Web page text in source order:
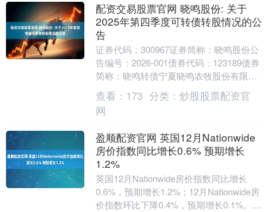
配资交易股票官网 晓鸣股份: 关于
2025年第四季度可转债转股情况的公
告
证券代码：300967证券简称：晓鸣股份公
告编号：2026-001债券代码：123189债券
简称：晓鸣转债宁夏晓鸣农牧股份有限公
司关于2025年第四季度可转债转....
查看： 173 分类： 炒股股票配资官
网
盈顺配资官网 英国12月Nationwide
房价指数同比增长0.6% 预期增长
1.2%
英国12月Nationwide房价指数同比增长
0.6%，预期增长1.2%；12月Nationwide房
价指数环比下降0.4%，预期增长0.1%。....